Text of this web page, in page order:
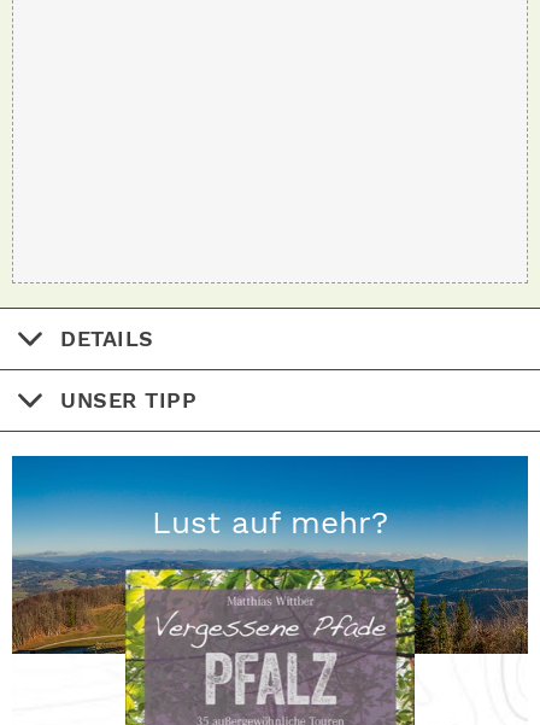
DETAILS
UNSER TIPP
Lust auf mehr?